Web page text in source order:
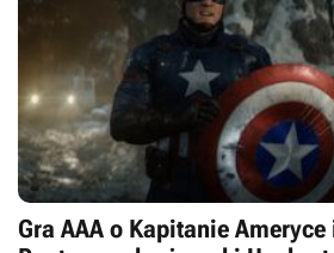
Gra AAA o Kapitanie Ameryce